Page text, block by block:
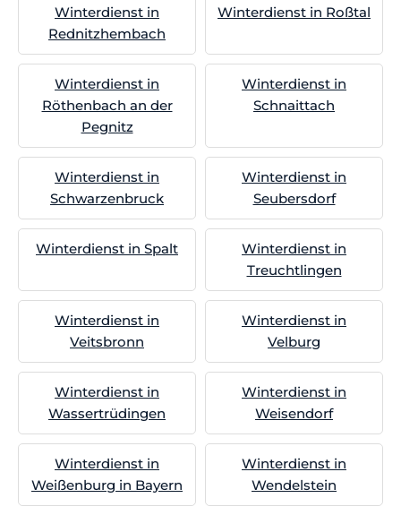
Winterdienst in
Rednitzhembach
Winterdienst in Roßtal
Winterdienst in
Röthenbach an der
Pegnitz
Winterdienst in
Schnaittach
Winterdienst in
Schwarzenbruck
Winterdienst in
Seubersdorf
Winterdienst in Spalt
Winterdienst in
Treuchtlingen
Winterdienst in
Veitsbronn
Winterdienst in
Velburg
Winterdienst in
Wassertrüdingen
Winterdienst in
Weisendorf
Winterdienst in
Weißenburg in Bayern
Winterdienst in
Wendelstein